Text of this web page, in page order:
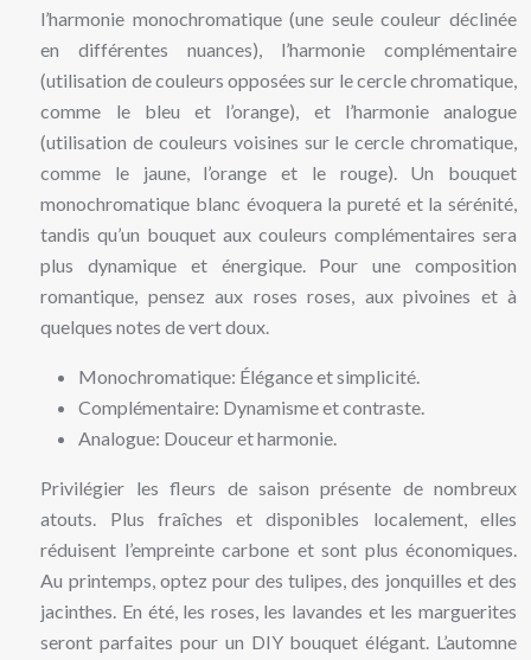
l’harmonie monochromatique (une seule couleur déclinée
en différentes nuances), l’harmonie complémentaire
(utilisation de couleurs opposées sur le cercle chromatique,
comme le bleu et l’orange), et l’harmonie analogue
(utilisation de couleurs voisines sur le cercle chromatique,
comme le jaune, l’orange et le rouge). Un bouquet
monochromatique blanc évoquera la pureté et la sérénité,
tandis qu’un bouquet aux couleurs complémentaires sera
plus dynamique et énergique. Pour une composition
romantique, pensez aux roses roses, aux pivoines et à
quelques notes de vert doux.
Monochromatique: Élégance et simplicité.
Complémentaire: Dynamisme et contraste.
Analogue: Douceur et harmonie.
Privilégier les fleurs de saison présente de nombreux
atouts. Plus fraîches et disponibles localement, elles
réduisent l’empreinte carbone et sont plus économiques.
Au printemps, optez pour des tulipes, des jonquilles et des
jacinthes. En été, les roses, les lavandes et les marguerites
seront parfaites pour un DIY bouquet élégant. L’automne